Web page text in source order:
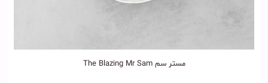
مستر سم The Blazing Mr Sam